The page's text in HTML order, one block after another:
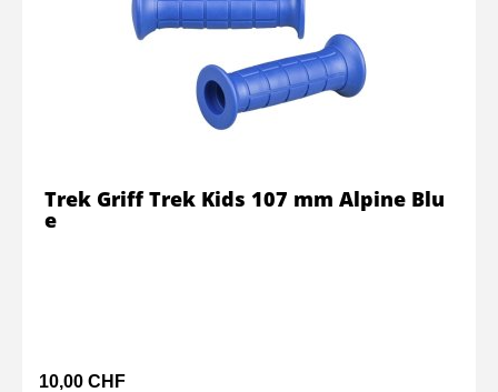
10,00 CHF
Trek Griff Trek Kids 107 mm Alpine Blu
e